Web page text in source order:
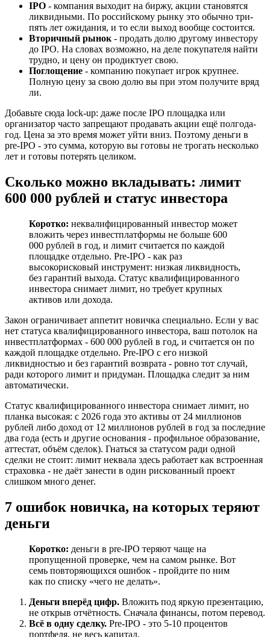
IPO - компания выходит на биржу, акции становятся
ликвидными. По российскому рынку это обычно три-
пять лет ожидания, и то если выход вообще состоится.
Вторичный рынок - продать долю другому инвестору
до IPO. На словах возможно, на деле покупателя найти
трудно, и цену он продиктует свою.
Поглощение - компанию покупает игрок крупнее.
Полную цену за свою долю вы при этом получите вряд
ли.
Добавьте сюда lock-up: даже после IPO площадка или
организатор часто запрещают продавать акции ещё полгода-
год. Цена за это время может уйти вниз. Поэтому деньги в
pre-IPO - это сумма, которую вы готовы не трогать несколько
лет и готовы потерять целиком.
Сколько можно вкладывать: лимит
600 000 рублей и статус инвестора
Коротко: неквалифицированный инвестор может
вложить через инвестплатформы не больше 600
000 рублей в год, и лимит считается по каждой
площадке отдельно. Pre-IPO - как раз
высокорисковый инструмент: низкая ликвидность,
без гарантий выхода. Статус квалифицированного
инвестора снимает лимит, но требует крупных
активов или дохода.
Закон ограничивает аппетит новичка специально. Если у вас
нет статуса квалифицированного инвестора, ваш потолок на
инвестплатформах - 600 000 рублей в год, и считается он по
каждой площадке отдельно. Pre-IPO с его низкой
ликвидностью и без гарантий возврата - ровно тот случай,
ради которого лимит и придуман. Площадка следит за ним
автоматически.
Статус квалифицированного инвестора снимает лимит, но
планка высокая: с 2026 года это активы от 24 миллионов
рублей либо доход от 12 миллионов рублей в год за последние
два года (есть и другие основания - профильное образование,
аттестат, объём сделок). Гнаться за статусом ради одной
сделки не стоит: лимит неквала здесь работает как встроенная
страховка - не даёт занести в один рискованный проект
слишком много денег.
7 ошибок новичка, на которых теряют
деньги
Коротко: деньги в pre-IPO теряют чаще на
пропущенной проверке, чем на самом рынке. Вот
семь повторяющихся ошибок - пройдите по ним
как по списку «чего не делать».
Деньги вперёд цифр. Вложить под яркую презентацию,
не открыв отчётность. Сначала финансы, потом перевод.
Всё в одну сделку. Pre-IPO - это 5-10 процентов
портфеля, не весь капитал.